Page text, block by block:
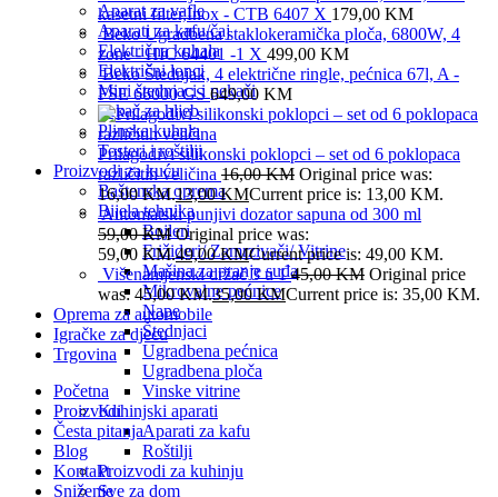
Aparat za vafle
Aparati za kafu/čaj
Električna kuhala
Električni lonci
Mini štednjaci i pekači
Pekač za hljeb
Plinska kuhala
Tosteri i roštilji
Proizvodi za kuću
Baštenska oprema
Bijela tehnika
Bojleri
Frižideri/ Zamrzivači/ Vitrine
Mašina za pranje suđa
Mikrovalne pećnice
Nape
Štednjaci
Ugradbena pećnica
Ugradbena ploča
Vinske vitrine
Kuhinjski aparati
Aparati za kafu
Roštilji
Proizvodi za kuhinju
Sve za dom
kasetni filter,Inox - CTB 6407 X 179,00 KM
Beko Ugradbena staklokeramička ploča, 6800W, 4
zone - HIC 64401 -1 X 499,00 KM
Beko Štednjak, 4 električne ringle, pećnica 67l, A -
FSE 66000 GS649,00 KM
Prilagodivi silikonski poklopci – set od 6 poklopaca
različitih veličina 16,00KM Original price was:
16,00 KM.13,00KMCurrent price is: 13,00 KM.
Automatski punjivi dozator sapuna od 300 ml
59,00KM Original price was:
59,00 KM.49,00KMCurrent price is: 49,00 KM.
Višenamjenski držač 3 u 145,00KM Original price
was: 45,00 KM.35,00KMCurrent price is: 35,00 KM.
Oprema za automobile
Igračke za djecu
Trgovina
Početna
Proizvodi
Česta pitanja
Blog
Kontakt
Sniženje